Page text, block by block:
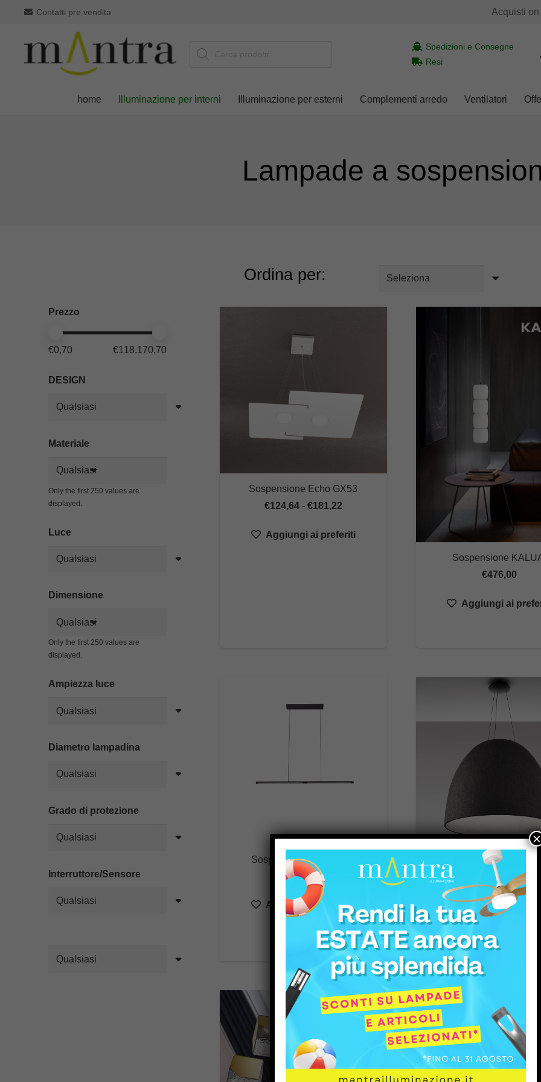
Contatti pre vendita Acquisti
search
Spedizioni e Consegne
Resi
home Illuminazione per interni Illuminazione per esterni Complementi arredo Ventilatori
Lampade a
Prezzo
€0,70 €118.170,70
DESIGN
Materiale
Only the first 250 values are
displayed.
Luce
Dimensione
Only the first 250 values are
displayed.
Ampiezza luce
Diametro lampadina
Grado di protezione
Interruttore/Sensore
Ordina per:
Sospensione Echo GX53
€124,64 - €181,22Fascia
prezzo:
Aggiungi ai preferiti
Sospensione
€476,00
Aggiungi ai
Sospensione LED Torch
€136,69
Aggiungi ai preferiti
SOSPENSIONE
ACOUSTIC
€2.402,00
Aggiungi ai
×